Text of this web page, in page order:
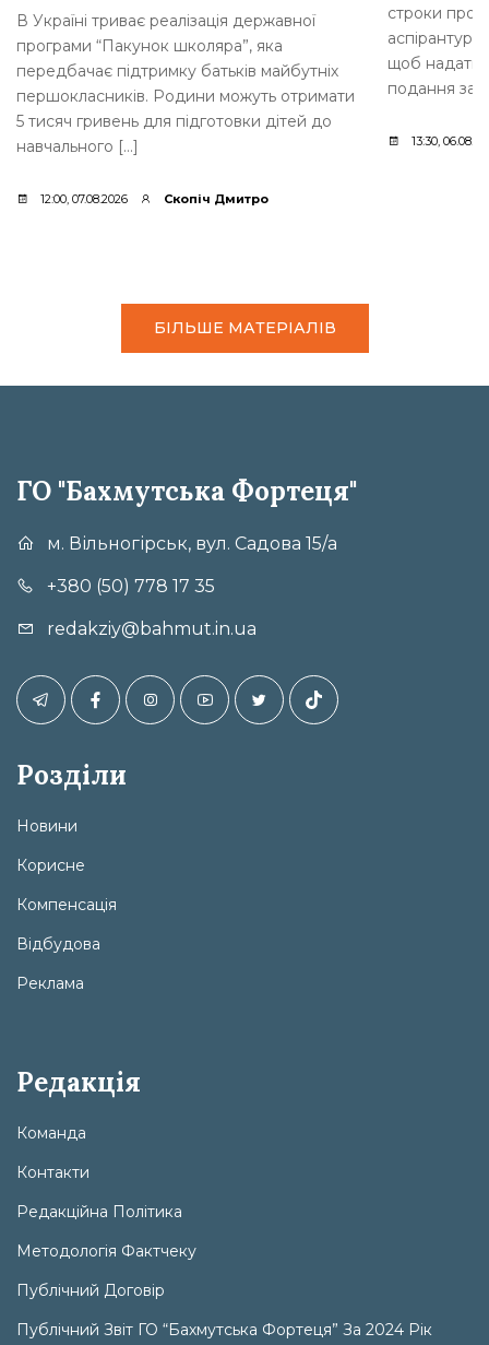
В Україні триває реалізація державної
програми “Пакунок школяра”, яка
передбачає підтримку батьків майбутніх
першокласників. Родини можуть отримати
5 тисяч гривень для підготовки дітей до
навчального […]
12:00, 07.08.2026 Скопіч Дмитро
строки
щоб надати
подання
13:30,
БІЛЬШЕ МАТЕРІАЛІВ
ГО "Бахмутська Фортеця"
м. Вільногірськ, вул. Садова 15/а
+380 (50) 778 17 35
redakziy@bahmut.in.ua
Розділи
Новини
Корисне
Компенсація
Відбудова
Реклама
Редакція
Команда
Контакти
Редакційна Політика
Методологія Фактчеку
Публічний Договір
Публічний Звіт ГО “Бахмутська Фортеця” За 2024 Рік